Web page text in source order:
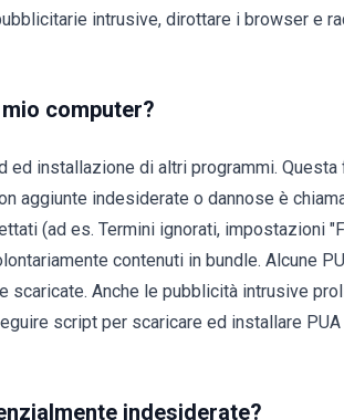
intrusive, dirottare i browser e
computer?
ed installazione di altri programmi. Questa
aggiunte indesiderate o dannose è
(ad es. Termini ignorati, impostazioni
contenuti in bundle. Alcune
Anche le pubblicità intrusive
script per scaricare ed installare
indesiderate?